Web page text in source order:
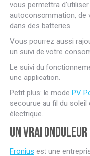
vous permettra
autoconsommation, de
dans des batteries.
Vous pourrez aussi
un suivi de votre
Le suivi du
une application.
Petit plus: le mode PV
secourue au fil du soleil
électrique.
Un vrai
Fronius est une